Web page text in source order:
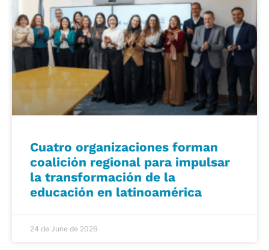
Cuatro organizaciones forman
coalición regional para impulsar
la transformación de la
educación en latinoamérica
24 de June de 2026